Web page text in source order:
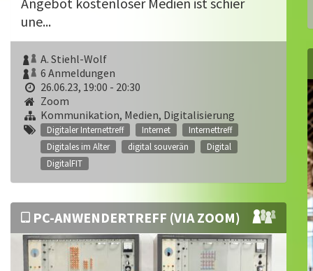
une...
A. Stiehl-Wolf
6 Anmeldungen
26.06.23, 19:00 - 20:30
Zoom
Kommunikation, Medien, Digitalisierung
Digitaler Internettreff Internet
Internettreff
Digitales im Alter
digital souverän
Digital
DigitalFIT
PC-ANWENDERTREFF (VIA ZOOM)